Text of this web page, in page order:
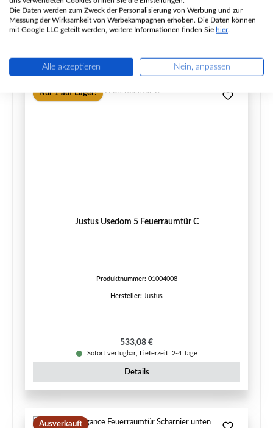
Regulärer Preis:
230,62 €
Lieferzeit ca. 5-6 Wochen
Nur 1 auf Lager!
Justus Usedom 5 Feuerraumtür C
Produktnummer: 01004008
Hersteller: Justus
Regulärer Preis:
533,08 €
Sofort verfügbar, Lieferzeit: 2-4 Tage
Details
Ausverkauft
Die Daten werden zum Zweck der Personalisierung von Werbung und zur
Messung der Wirksamkeit von Werbekampagnen erhoben. Die Daten können
mit Google LLC geteilt werden, weitere Informationen finden Sie hier.
Alle akzeptieren Nein, anpassen